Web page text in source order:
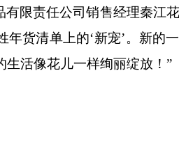
限责任公司销售经理秦江花
年货清单上的‘新宠’。新
生活像花儿一样绚丽绽放！”